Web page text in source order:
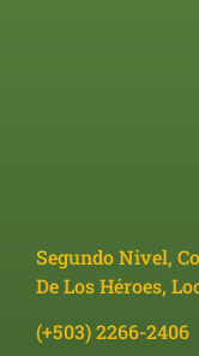
Segundo Nivel,
De Los Héroes,
(+503) 2266-2406